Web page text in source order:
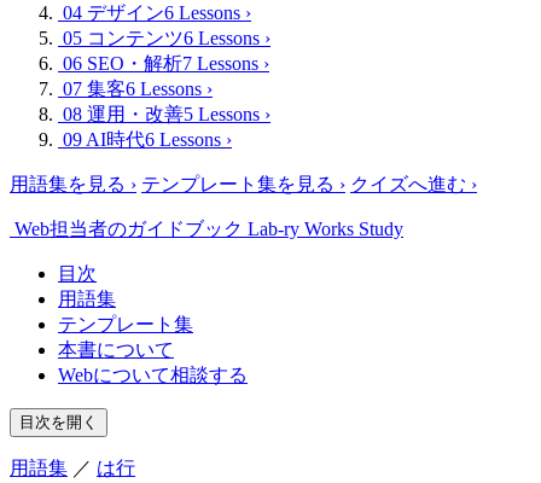
04 デザイン6 Lessons ›
05 コンテンツ6 Lessons ›
06 SEO・解析7 Lessons ›
07 集客6 Lessons ›
08 運用・改善5 Lessons ›
09 AI時代6 Lessons ›
用語集を見る › テンプレート集を見る › クイズへ進む ›
Web担当者のガイドブック Lab-ry Works Study
目次
用語集
テンプレート集
本書について
Webについて相談する
目次を開く
用語集 ／ は行